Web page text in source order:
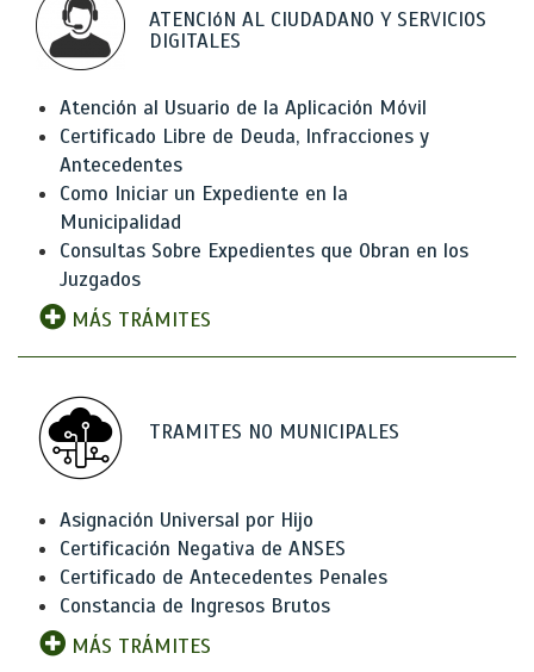
ATENCIóN AL CIUDADANO Y SERVICIOS
DIGITALES
Atención al Usuario de la Aplicación Móvil
Certificado Libre de Deuda, Infracciones y
Antecedentes
Como Iniciar un Expediente en la
Municipalidad
Consultas Sobre Expedientes que Obran en los
Juzgados
MÁS TRÁMITES
TRAMITES NO MUNICIPALES
Asignación Universal por Hijo
Certificación Negativa de ANSES
Certificado de Antecedentes Penales
Constancia de Ingresos Brutos
MÁS TRÁMITES